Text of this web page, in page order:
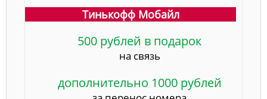
Тинькофф Мобайл
500 рублей в подарок
на связь
дополнительно 1000 рублей